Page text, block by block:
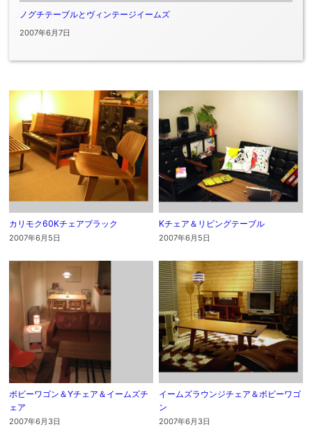
ノグチテーブルとヴィンテージイームズ
2007年6月7日
カリモク60Kチェアブラック
2007年6月5日
Kチェア＆リビングテーブル
2007年6月5日
ボビーワゴン＆Yチェア＆イームズチ
ェア
2007年6月3日
イームズラウンジチェア＆ボビーワゴ
ン
2007年6月3日